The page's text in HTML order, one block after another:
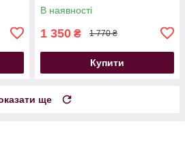
В наявності
1 350 ₴ 1 770 ₴
Купити
ще